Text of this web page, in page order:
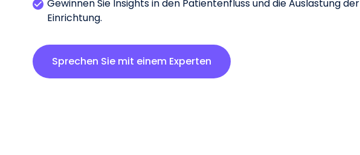
Gewinnen Sie Insights in den Patientenfluss und die Auslastung der
Einrichtung.
Sprechen Sie mit einem Experten